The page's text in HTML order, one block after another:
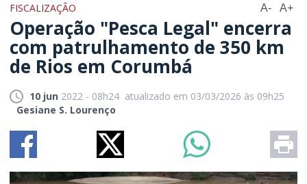
FISCALIZAÇÃO A- A+
Operação "Pesca Legal" encerra
com patrulhamento de 350 km
de Rios em Corumbá
10 jun 2022 - 08h24 atualizado em 03/03/2026 às 09h25
Gesiane S. Lourenço